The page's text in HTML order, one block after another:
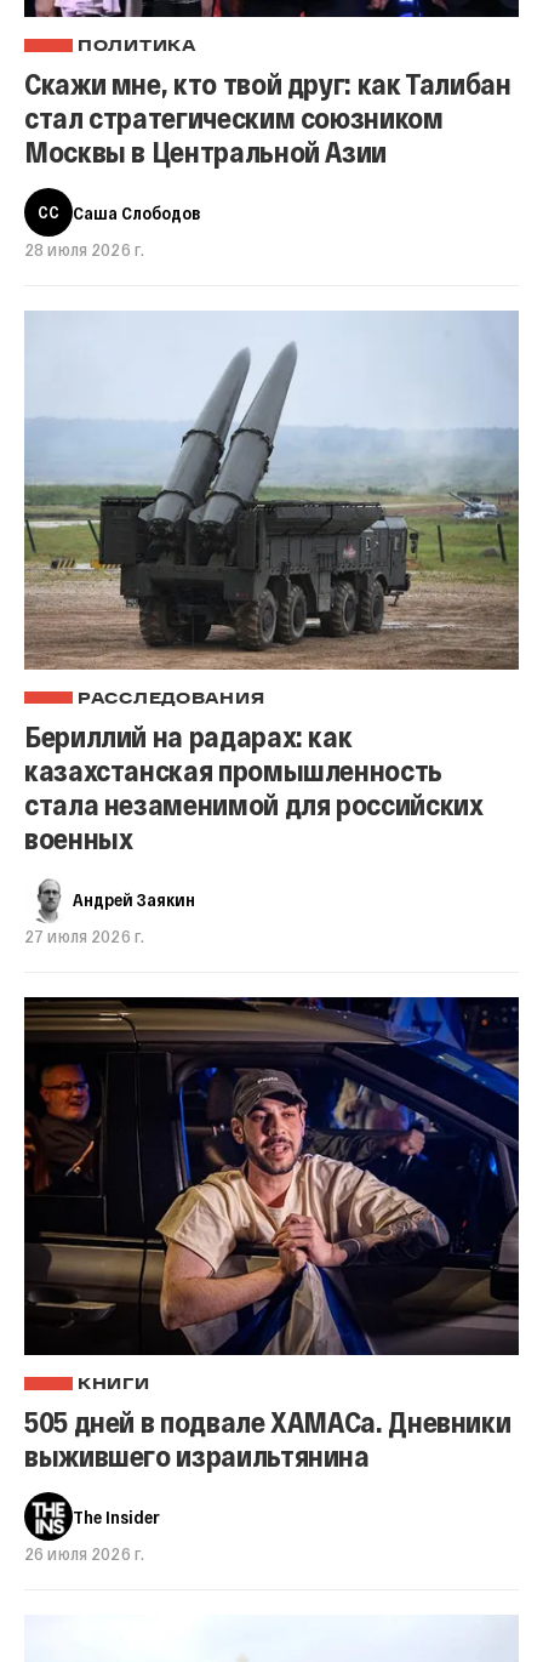
ПОЛИТИКА
Скажи мне, кто твой друг: как Талибан
стал стратегическим союзником
Москвы в Центральной Азии
СС
Саша Слободов
28 июля 2026 г.
РАССЛЕДОВАНИЯ
Бериллий на радарах: как
казахстанская промышленность
стала незаменимой для российских
военных
Андрей Заякин
27 июля 2026 г.
КНИГИ
505 дней в подвале ХАМАСа. Дневники
выжившего израильтянина
The Insider
26 июля 2026 г.